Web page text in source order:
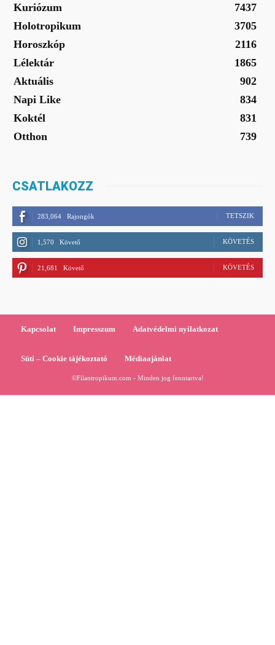
Kuriózum
7437
Holotropikum
3705
Horoszkóp
2116
Lélektár
1865
Aktuális
902
Napi Like
834
Koktél
831
Otthon
739
CSATLAKOZZ
283,064 Rajongók TETSZIK
1,570 Követő KÖVETÉS
21,681 Követő KÖVETÉS
Kapcsolat Impresszum Adatvédelmi nyilatkozat
Süti – Cookie tájékoztató Médiaajánlat
©Filantropikum.com - Minden jog fenntartva!